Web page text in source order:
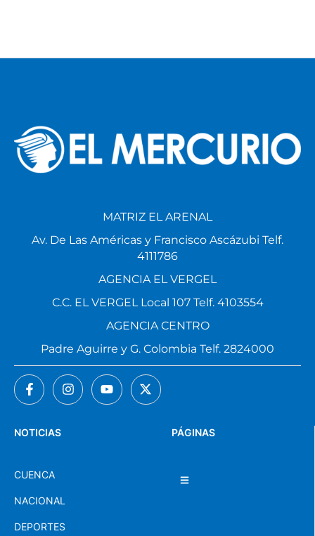
PÁGINAS
NOTICIAS
CUENCA
NACIONAL
DEPORTES
MATRIZ EL ARENAL
Av. De Las Américas y Francisco Ascázubi Telf.
4111786
AGENCIA EL VERGEL
C.C. EL VERGEL Local 107 Telf. 4103554
AGENCIA CENTRO
Padre Aguirre y G. Colombia Telf. 2824000